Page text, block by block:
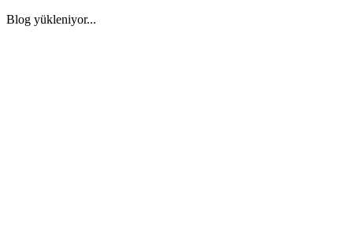
Blog yükleniyor...